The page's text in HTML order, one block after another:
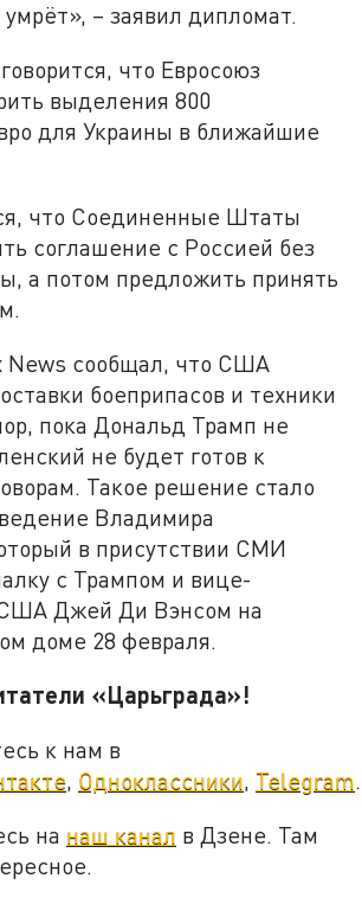
– заявил дипломат.
что Евросоюз
выделения 800
для Украины в ближайшие
что Соединенные Штаты
соглашение с Россией без
а потом предложить принять
News сообщал, что США
боеприпасов и техники
пока Дональд Трамп не
не будет готов к
Такое решение стало
Владимира
в присутствии СМИ
с Трампом и вице-
Джей Ди Вэнсом на
доме 28 февраля.
«Царьграда»!
к нам в
, Одноклассники, Telegram.
на наш канал в Дзене. Там